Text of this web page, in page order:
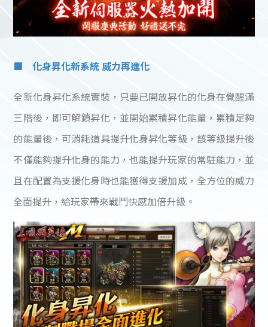
■ 化身昇化新系統 威力再進化
全新化身昇化系統實裝，只要已開放昇化的化身在覺醒滿
三階後，即可解鎖昇化，並開始累積昇化能量，累積足夠
的能量後，可消耗道具提升化身昇化等級，該等級提升後
不僅能夠提升化身的能力，也能提升玩家的常駐能力，並
且在配置為支援化身時也能獲得支援加成，全方位的威力
全面提升，給玩家帶來戰鬥快感加倍升級。